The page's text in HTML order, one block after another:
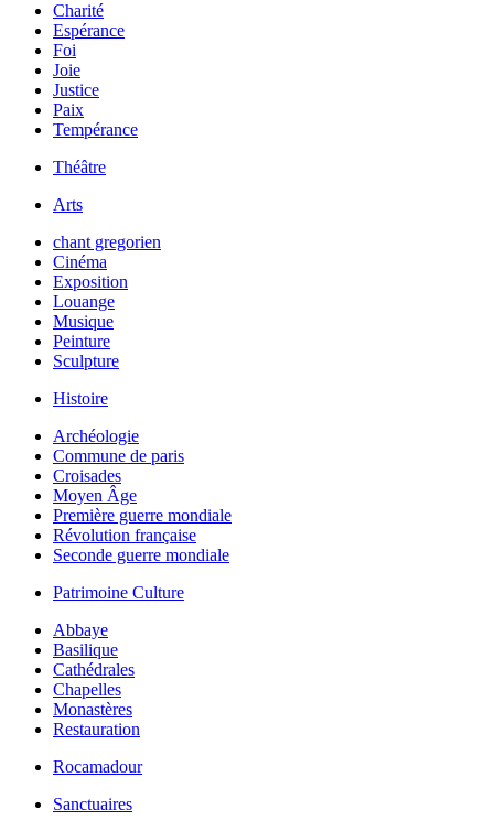
Charité
Espérance
Foi
Joie
Justice
Paix
Tempérance
Théâtre
Arts
chant gregorien
Cinéma
Exposition
Louange
Musique
Peinture
Sculpture
Histoire
Archéologie
Commune de paris
Croisades
Moyen Âge
Première guerre mondiale
Révolution française
Seconde guerre mondiale
Patrimoine Culture
Abbaye
Basilique
Cathédrales
Chapelles
Monastères
Restauration
Rocamadour
Sanctuaires